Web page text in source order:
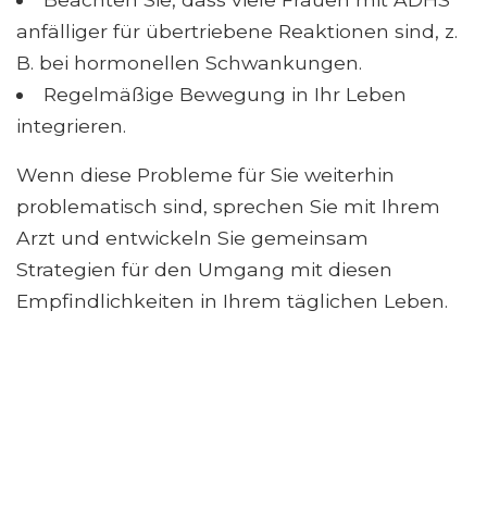
anfälliger für übertriebene Reaktionen sind, z.
B. bei hormonellen Schwankungen.
Regelmäßige Bewegung in Ihr Leben
integrieren.
Wenn diese Probleme für Sie weiterhin
problematisch sind, sprechen Sie mit Ihrem
Arzt und entwickeln Sie gemeinsam
Strategien für den Umgang mit diesen
Empfindlichkeiten in Ihrem täglichen Leben.